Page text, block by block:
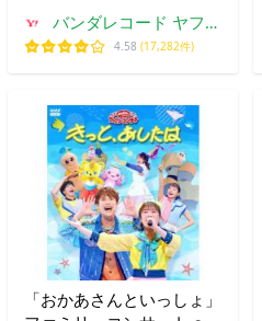
バンダレコード ヤフー
店
4.58 (17,282件)
「おかあさんといっしょ」